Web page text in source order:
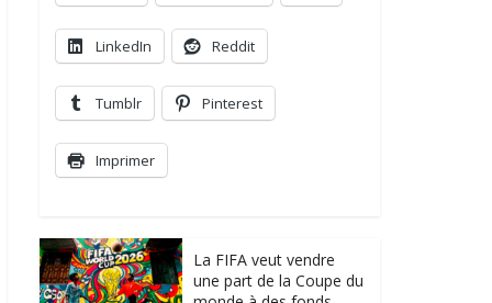
LinkedIn Reddit
Tumblr Pinterest
Imprimer
La FIFA veut vendre
une part de la Coupe du